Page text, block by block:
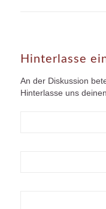
Hinterlasse
An der Diskussion
Hinterlasse uns